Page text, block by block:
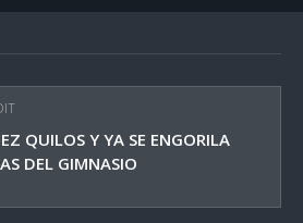
QUILOS Y YA SE ENGORILA
DEL GIMNASIO